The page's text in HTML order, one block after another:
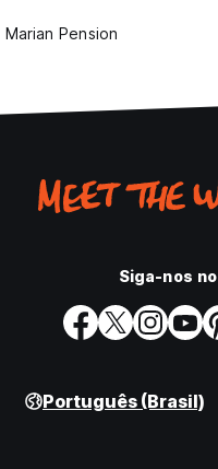
Marian Pension
Siga-nos no
Português (Brasil)